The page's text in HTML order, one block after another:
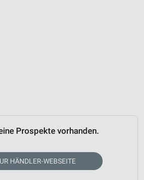
Prospekte vorhanden.
HÄNDLER-WEBSEITE